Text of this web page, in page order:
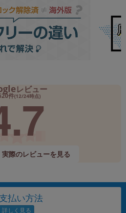
レビュー
件(12/24時点)
際のレビューを見る
払い方法